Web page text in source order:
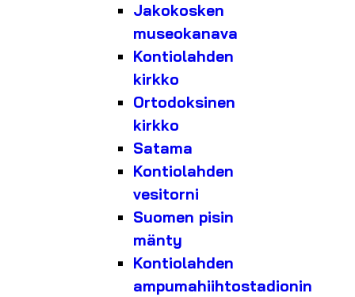
Jakokosken
museokanava
Kontiolahden
kirkko
Ortodoksinen
kirkko
Satama
Kontiolahden
vesitorni
Suomen pisin
mänty
Kontiolahden
ampumahiihtostadionin